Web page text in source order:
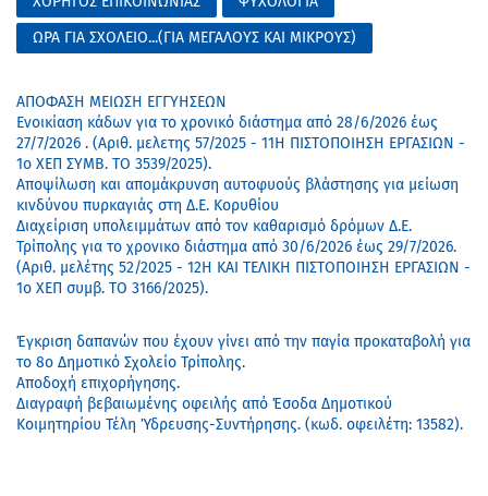
ΩΡΑ ΓΙΑ ΣΧΟΛΕΙΟ...(ΓΙΑ ΜΕΓΑΛΟΥΣ ΚΑΙ ΜΙΚΡΟΥΣ)
ΑΠΟΦΑΣΗ ΜΕΙΩΣΗ ΕΓΓΥΗΣΕΩΝ
Ενοικίαση κάδων για το χρονικό διάστημα από 28/6/2026 έως
27/7/2026 . (Αριθ. μελετης 57/2025 - 11Η ΠΙΣΤΟΠΟΙΗΣΗ ΕΡΓΑΣΙΩΝ -
1ο ΧΕΠ ΣΥΜΒ. ΤΟ 3539/2025).
Αποψίλωση και απομάκρυνση αυτοφυούς βλάστησης για μείωση
κινδύνου πυρκαγιάς στη Δ.Ε. Κορυθίου
Διαχείριση υπολειμμάτων από τον καθαρισμό δρόμων Δ.Ε.
Τρίπολης για το χρονικο διάστημα από 30/6/2026 έως 29/7/2026.
(Aριθ. μελέτης 52/2025 - 12Η ΚΑΙ ΤΕΛΙΚΗ ΠΙΣΤΟΠΟΙΗΣΗ ΕΡΓΑΣΙΩΝ -
1ο ΧΕΠ συμβ. ΤΟ 3166/2025).
Έγκριση δαπανών που έχουν γίνει από την παγία προκαταβολή για
το 8ο Δημοτικό Σχολείο Τρίπολης.
Αποδοχή επιχορήγησης.
Διαγραφή βεβαιωμένης οφειλής από Έσοδα Δημοτικού
Κοιμητηρίου Τέλη Ύδρευσης-Συντήρησης. (κωδ. οφειλέτη: 13582).